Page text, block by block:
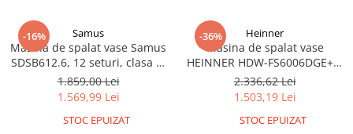
-16% Samus
Masina de spalat vase Samus
SDSB612.6, 12 seturi, clasa E,
6 programe, pornire
intarziata, optiune incarcare
copii, Argintie
1.859,00 Lei
1.569,99 Lei
STOC EPUIZAT
-36% Heinner
Masina de spalat vase
HEINNER HDW-FS6006DGE++,
12 Seturi, 6 programe, Clasa
E, Half load, Aquastop, 60 cm,
2.336,62 Lei
1.503,19 Lei
STOC EPUIZAT